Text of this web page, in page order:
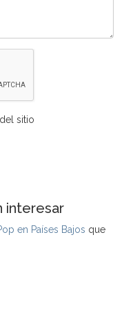
del sitio
interesar
en Países Bajos que